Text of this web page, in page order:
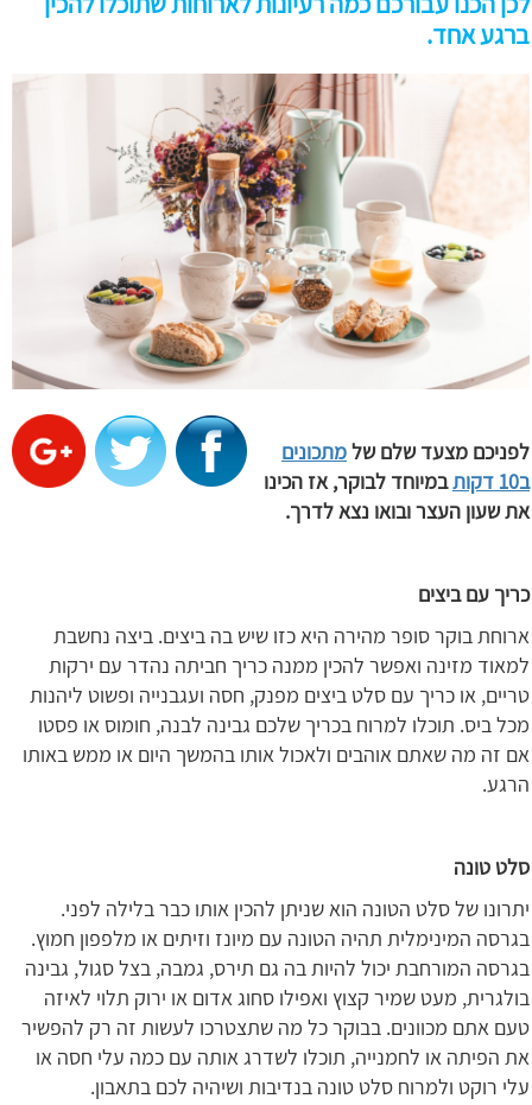
ברגע אחד.
לפניכם מצעד שלם שלמתכונים
ב10 דקות
במיוחד לבוקר, אז הכינו
את שעון העצר ובואו נצא לדרך.
כריך עם ביצים
ארוחת בוקר סופר מהירה היא כזו שיש בה ביצים. ביצה נחשבת
למאוד מזינה ואפשר להכין ממנה כריך חביתה נהדר עם ירקות
טריים, או כריך עם סלט ביצים מפנק, חסה ועגבנייה ופשוט ליהנות
מכל ביס. תוכלו למרוח בכריך שלכם גבינה לבנה, חומוס או פסטו
אם זה מה שאתם אוהבים ולאכול אותו בהמשך היום או ממש באותו
הרגע.
סלט טונה
יתרונו של סלט הטונה הוא שניתן להכין אותו כבר בלילה לפני.
בגרסה המינימלית תהיה הטונה עם מיונז וזיתים או מלפפון חמוץ.
בגרסה המורחבת יכול להיות בה גם תירס, גמבה, בצל סגול, גבינה
בולגרית, מעט שמיר קצוץ ואפילו סחוג אדום או ירוק תלוי לאיזה
טעם אתם מכוונים. בבוקר כל מה שתצטרכו לעשות זה רק להפשיר
את הפיתה או לחמנייה, תוכלו לשדרג אותה עם כמה עלי חסה או
עלי רוקט ולמרוח סלט טונה בנדיבות ושיהיה לכם בתאבון.